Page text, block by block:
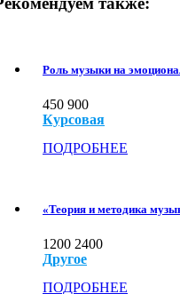
Роль музыки на
450 900
Курсовая
ПОДРОБНЕЕ
«Теория и методика
1200 2400
Другое
ПОДРОБНЕЕ